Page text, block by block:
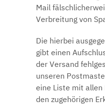
Mail
Verbreitung von
Die hierbei
gibt einen
der Versand
unseren
eine Liste mit allen
den zugehörigen